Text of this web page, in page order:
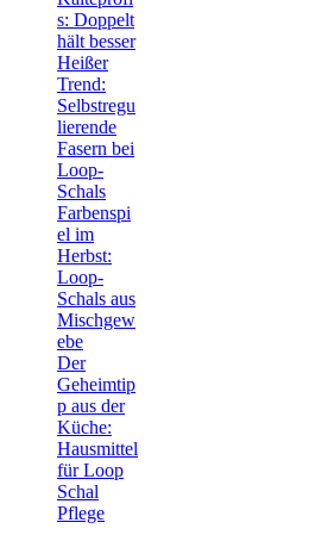
s: Doppelt
hält besser
Heißer
Trend:
Selbstregu
lierende
Fasern bei
Loop-
Schals
Farbenspi
el im
Herbst:
Loop-
Schals aus
Mischgew
ebe
Der
Geheimtip
p aus der
Küche:
Hausmittel
für Loop
Schal
Pflege